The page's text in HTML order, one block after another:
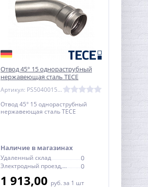
Отвод 45° 15 однораструбный
нержавеющая сталь TECE
Артикул: PS50400150000
Отвод 45° 15 однораструбный
нержавеющая сталь TECE
Наличие в магазинах
Удаленный склад 0
Электродный проезд, 6с1 0
1 913,00 руб. за 1 шт